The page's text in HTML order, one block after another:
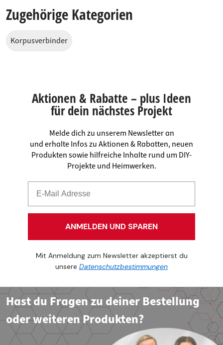
Zugehörige Kategorien
Korpusverbinder
Aktionen & Rabatte – plus Ideen
für dein nächstes Projekt
Melde dich zu unserem Newsletter an
und erhalte Infos zu Aktionen & Rabatten, neuen
Produkten sowie hilfreiche Inhalte rund um DIY-
Projekte und Heimwerken.
ANMELDEN UND SPAREN
Mit Anmeldung zum Newsletter akzeptierst du
unsere Datenschutzbestimmungen
Hast du Fragen zu deiner Bestellung
oder weiteren Produkten?